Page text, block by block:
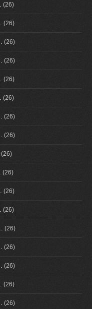
(26)
(26)
(26)
(26)
(26)
(26)
(26)
(26)
(26)
(26)
(26)
(26)
(26)
(26)
(26)
(26)
(26)